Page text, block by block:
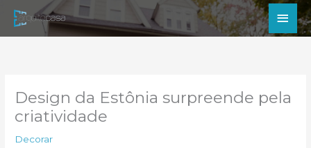
para
Design da Estônia surpreende pela
criatividade
Decorar